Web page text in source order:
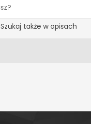
Szukaj także w opisach